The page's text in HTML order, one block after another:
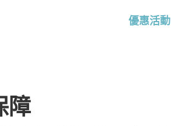
優惠活動
障